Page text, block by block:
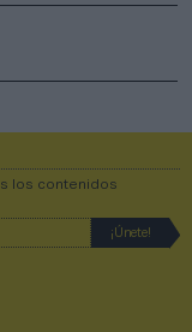
los contenidos